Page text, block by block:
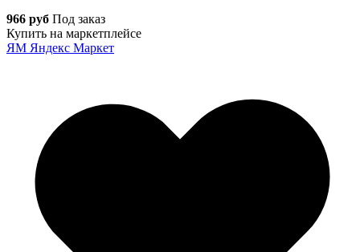
966 руб Под заказ
Купить на маркетплейсе
ЯМ Яндекс Маркет